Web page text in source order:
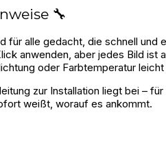
🔧
für alle gedacht, die schnell und
anwenden, aber jedes Bild
oder Farbtemperatur
zur Installation liegt bei –
weißt, worauf es ankommt.